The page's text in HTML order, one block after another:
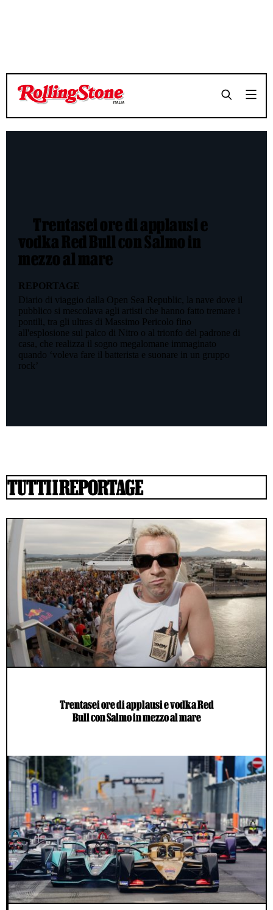
Trentasei ore di applausi e
vodka Red Bull con Salmo in
mezzo al mare
REPORTAGE
Diario di viaggio dalla Open Sea Republic, la nave dove il
pubblico si mescolava agli artisti che hanno fatto tremare i
pontili, tra gli ultras di Massimo Pericolo fino
all'esplosione sul palco di Nitro o al trionfo del padrone di
casa, che realizza il sogno megalomane immaginato
quando ‘voleva fare il batterista e suonare in un gruppo
rock’
TUTTI I REPORTAGE
Trentasei ore di applausi e vodka Red
Bull con Salmo in mezzo al mare